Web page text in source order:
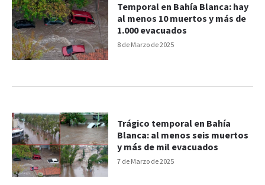
8 de Marzo de 2025
Temporal en Bahía Blanca: hay
al menos 10 muertos y más de
1.000 evacuados
7 de Marzo de 2025
Trágico temporal en Bahía
Blanca: al menos seis muertos
y más de mil evacuados